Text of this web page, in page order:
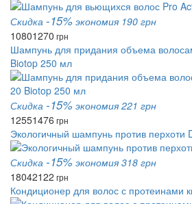
Скидка -15% экономия 190 грн
10801270 грн
Шампунь для придания объема
Biotop 250 мл
Скидка -15% экономия 221 грн
12551476 грн
Экологичный шампунь против перхоти
Скидка -15% экономия 318 грн
18042122 грн
Кондиционер для волос с протеинами